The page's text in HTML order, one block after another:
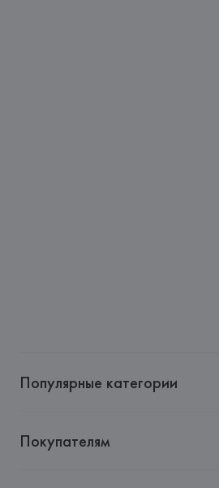
Популярные категории
Покупателям